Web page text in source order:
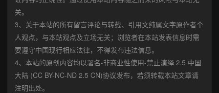
关。
3、关于本站的所有留言评论与转载、引用文纯属文字原作者个
人观点，与本站观点及立场无关；浏览者在本站发表信息时需
要遵守中国现行相应法律，不得发布违法信息。
4、本站的原创内容均以署名-非商业性使用-禁止演绎 2.5 中国
大陆 (CC BY-NC-ND 2.5 CN)协议发布，若须转载本站文章请
注明出处。